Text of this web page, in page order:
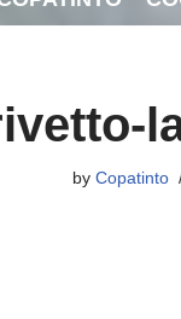
by Copatinto